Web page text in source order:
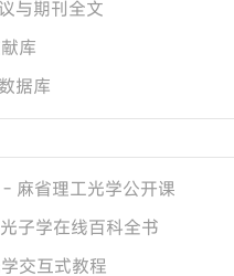
与期刊全文
库
据库
- 麻省理工光学公开课
子学在线百科全书
交互式教程